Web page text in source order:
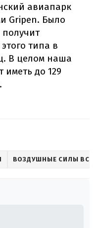
авиапарк
Gripen. Было
типа в
В целом наша
иметь до 129
ВОЗДУШНЫЕ СИЛЫ ВСУ